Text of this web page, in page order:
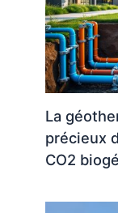
La
précieux
CO2